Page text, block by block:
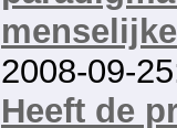
2008-09-
Heeft de